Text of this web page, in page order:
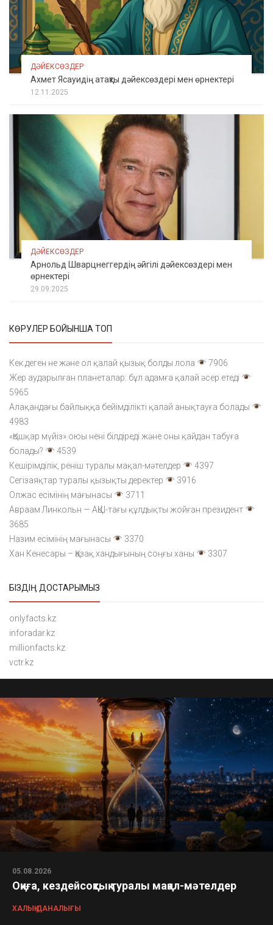
ДӘЙЕКСӨЗДЕР
Ахмет Ясауидің атақты дәйексөздері мен өрнектері
12.11.2025
ДӘЙЕКСӨЗДЕР
Арнольд Шварцнеггердің әйгілі дәйексөздері мен
өрнектері
29.09.2025
КӨРУЛЕР БОЙЫНША ТОП
Кек деген не және ол қалай қызық болды лола
7906
Жер аударылған планеталар: бұл адамға қалай әсер етеді
5965
Алақандағы байлыққа бейімділікті қалай анықтауға болады
4983
«Қошқар мүйіз» оюы нені білдіреді және оны қайдан табуға
болады?
4539
Кешірімділік, реніш туралы мақал-мәтелдер
4397
Сегізаяқтар туралы қызықты деректер
3916
Олжас есімінің мағынасы
3711
Авраам Линкольн — АҚШ-тағы құлдықты жойған президент
3685
Назим есімінің мағынасы
3370
Хан Кенесары – Қазақ хандығының соңғы ханы
3307
БІЗДІҢ ДОСТАРЫМЫЗ
onlyfacts.kz
inforadar.kz
millionfacts.kz
vctr.kz
05.08.2026
Оқиға, кездейсоқтық туралы мақал-мәтелдер
ХАЛЫҚ ДАНАЛЫҒЫ